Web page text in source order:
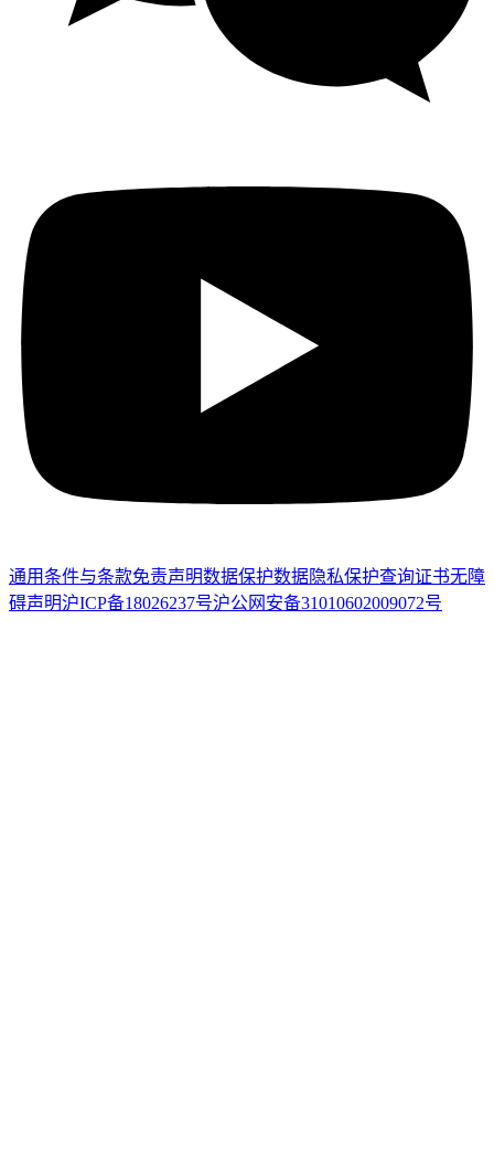
通用条件与条款免责声明数据保护数据隐私保护查询证书无障
碍声明沪ICP备18026237号沪公网安备31010602009072号